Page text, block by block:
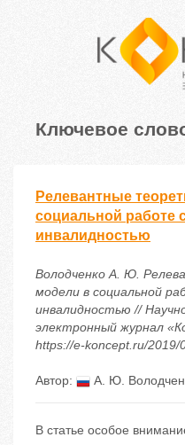
Ключевое
Релевантные
социальной работе
инвалидностью
Володченко А. Ю.
модели в социальной
инвалидностью //
электронный журнал
https://e-koncept.ru/2019/
Автор: А. Ю.
В статье особое